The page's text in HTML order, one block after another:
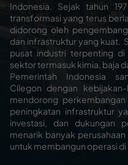
Indonesia. Sejak tahun
transformasi yang terus
didorong oleh
dan infrastruktur yang kuat.
pusat industri terpenting
sektor termasuk kimia, baja
Pemerintah Indonesia
Cilegon dengan
mendorong
peningkatan infrastruktur
investasi, dan dukungan
menarik banyak
untuk membangun operasi